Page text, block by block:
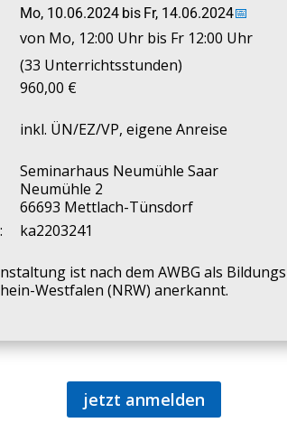
Mo, 10.06.2024 bis Fr, 14.06.2024📅
von Mo, 12:00 Uhr bis Fr 12:00 Uhr
(33 Unterrichtsstunden)
960,00 €
inkl. ÜN/EZ/VP, eigene Anreise
Seminarhaus Neumühle Saar
Neumühle 2
66693 Mettlach-Tünsdorf
ka2203241
ist nach dem AWBG als
Westfalen (NRW) anerkannt.
jetzt anmelden